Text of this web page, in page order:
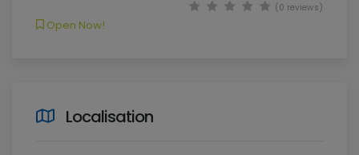
(0 reviews)
Open Now!
Localisation